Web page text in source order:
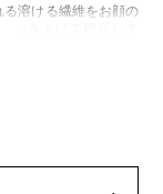
溶ける繊維をお顔の
引き上げて固定しま
、稀に貧血、細菌感
結、瘢痕化、色素沈
)